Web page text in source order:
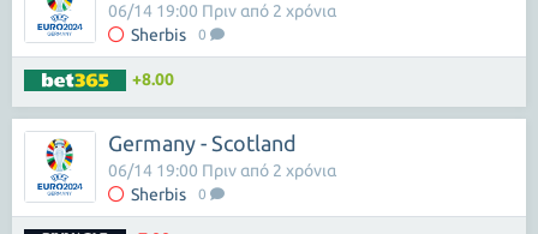
Sherbis 0
06/14 19:00 Πριν από 2 χρόνια
+8.00
Germany - Scotland
Sherbis 0
06/14 19:00 Πριν από 2 χρόνια